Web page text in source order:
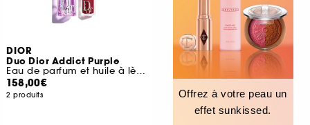
DIOR
Duo Dior Addict Purple
Eau de parfum et huile à lèvres hydratante
158,00€
2 produits
Offrez à votre peau un
effet sunkissed.